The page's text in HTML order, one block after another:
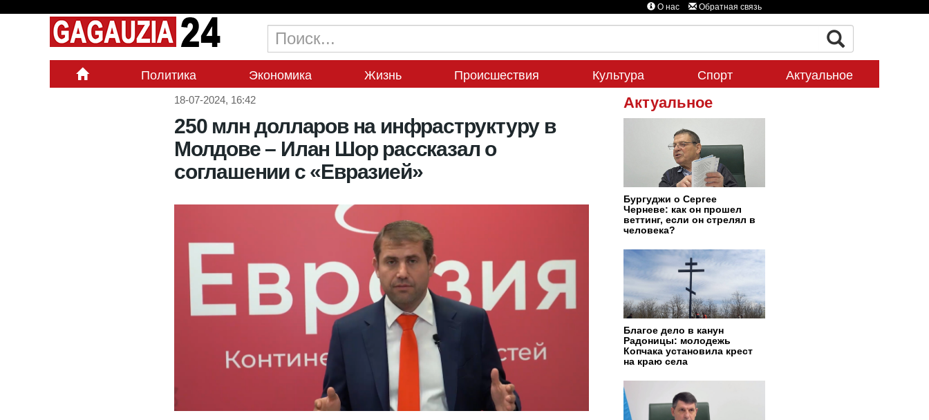
О нас Обратная связь
Политика Экономика Жизнь Происшествия Культура Спорт Актуальное
18-07-2024, 16:42
250 млн долларов на инфраструктуру в
Молдове – Илан Шор рассказал о
соглашении с «Евразией»
Актуальное
Бургуджи о Сергее
Черневе: как он прошел
веттинг, если он стрелял в
человека?
Благое дело в канун
Радоницы: молодежь
Копчака установила крест
на краю села